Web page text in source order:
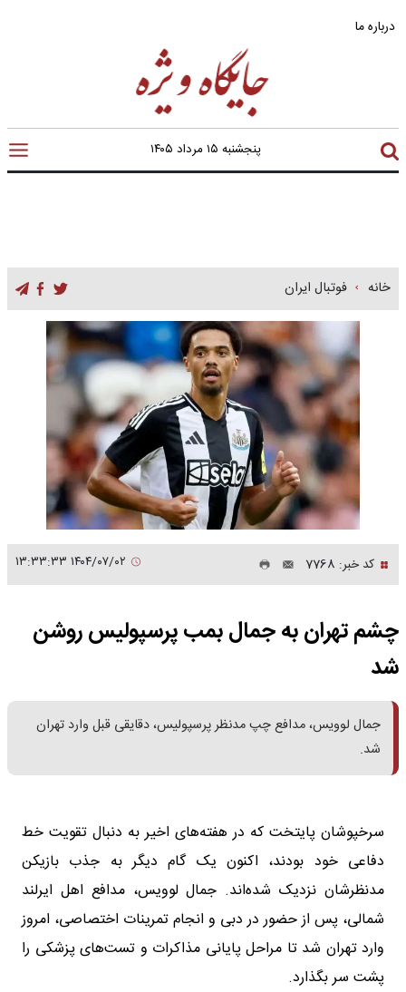
درباره ما
پنجشنبه ۱۵ مرداد ۱۴۰۵
خانه فوتبال ایران
کد خبر: 7768
چشم تهران به جمال بمب پرسپولیس روشن
شد
جمال لوویس، مدافع چپ مدنظر پرسپولیس، دقایقی قبل وارد تهران
شد.
​سرخپوشان پایتخت که در هفته‌های اخیر به دنبال تقویت خط
دفاعی خود بودند، اکنون یک گام دیگر به جذب بازیکن
مدنظرشان نزدیک شده‌اند. جمال لوویس، مدافع اهل ایرلند
شمالی، پس از حضور در دبی و انجام تمرینات اختصاصی، امروز
وارد تهران شد تا مراحل پایانی مذاکرات و تست‌های پزشکی را
پشت سر بگذارد.